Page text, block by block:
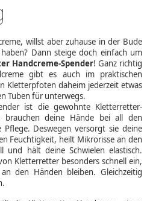
willst aber zuhause in der Bude
Dann steige doch einfach um
Handcreme-Spender! Ganz richtig
gibt es auch im praktischen
Kletterpfoten daheim jederzeit etwas
Tuben für unterwegs.
ist die gewohnte Kletterretter-
brauchen deine Hände bei all den
Deswegen versorgt sie deine
Feuchtigkeit, heilt Mikrorisse an den
und hält deine Schwielen elastisch.
Kletterretter besonders schnell ein,
den Händen bleiben. Gleichzeitig